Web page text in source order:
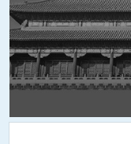
+4 ALERTER
gracques//
Je me faisais cette
près de la licence ……